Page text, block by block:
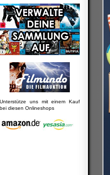
Unterstütze uns mit einem Kauf
bei diesen Onlineshops